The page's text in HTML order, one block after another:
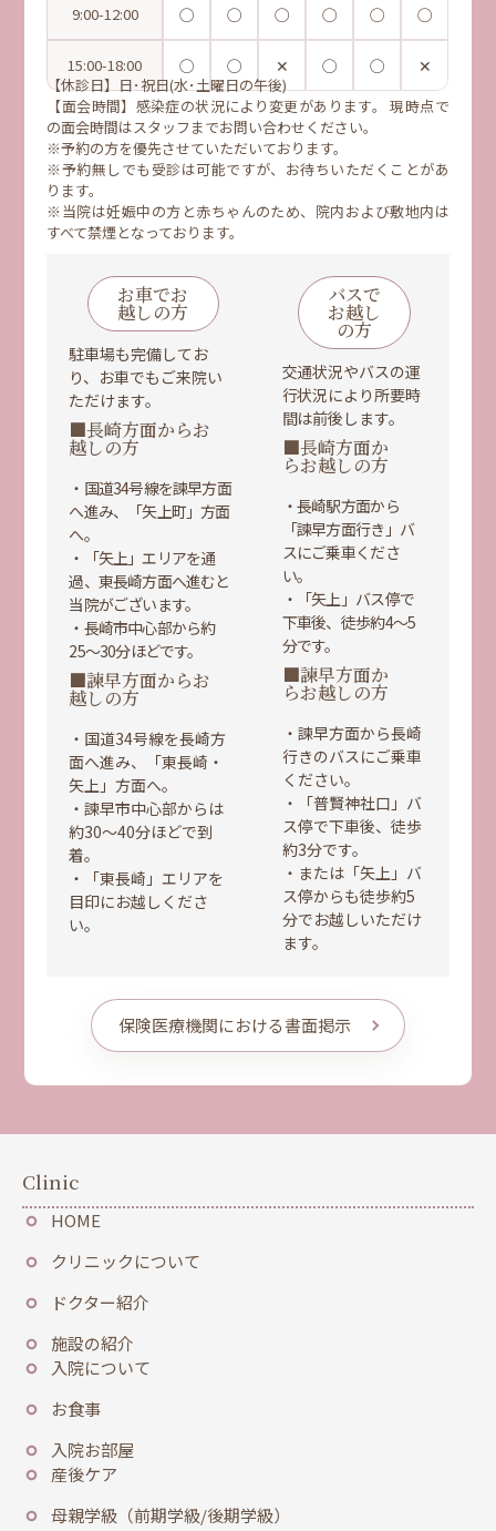
9:00-12:00 ◯ ◯ ◯ ◯ ◯ ◯
15:00-18:00 ◯ ◯ ✕ ◯ ◯ ✕
【休診日】日･祝日(水･土曜日の午後)
【面会時間】感染症の状況により変更があります。 現時点で
の面会時間はスタッフまでお問い合わせください。
※予約の方を優先させていただいております。
※予約無しでも受診は可能ですが、お待ちいただくことがあ
ります。
※当院は妊娠中の方と赤ちゃんのため、院内および敷地内は
すべて禁煙となっております。
お車でお
越しの方
駐車場も完備してお
り、お車でもご来院い
ただけます。
■長崎方面からお
越しの方
・国道34号線を諫早方面
へ進み、「矢上町」方面
へ。
・「矢上」エリアを通
過、東長崎方面へ進むと
当院がございます。
・長崎市中心部から約
25〜30分ほどです。
■諫早方面からお
越しの方
・国道34号線を長崎方
面へ進み、「東長崎・
矢上」方面へ。
・諫早市中心部からは
約30〜40分ほどで到
着。
・「東長崎」エリアを
目印にお越しくださ
い。
バスで
お越し
の方
交通状況やバスの運
行状況により所要時
間は前後します。
■長崎方面か
らお越しの方
・長崎駅方面から
「諫早方面行き」バ
スにご乗車くださ
い。
・「矢上」バス停で
下車後、徒歩約4〜5
分です。
■諫早方面か
らお越しの方
・諫早方面から長崎
行きのバスにご乗車
ください。
・「普賢神社口」バ
ス停で下車後、徒歩
約3分です。
・または「矢上」バ
ス停からも徒歩約5
分でお越しいただけ
ます。
保険医療機関における書面掲示
Clinic
HOME
クリニックについて
ドクター紹介
施設の紹介
入院について
お食事
入院お部屋
産後ケア
母親学級（前期学級/後期学級）